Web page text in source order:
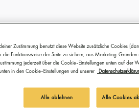
KAHAWA
Fängt überschüssige
In vier stilvollen Farben
Zustimmung benutzt diese Website zusätzliche Cookies
Funktionsweise der Seite zu sichern, aus Marketing-Gründen
jederzeit über die Cookie-Einstellungen unten auf der
in den Cookie-Einstellungen und unserer
Alle ablehnen Alle Cookies